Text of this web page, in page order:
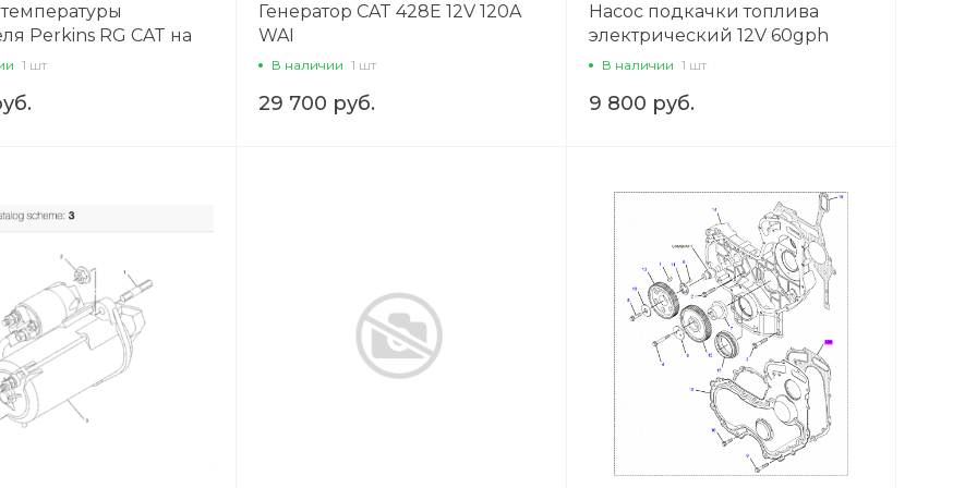
Perkins RG CAT на
в ГБЦ нижний с
1 шт
Генератор CAT 428E 12V 120A
WAI
В наличии 1 шт
29 700 руб.
Насос подкачки топлива
электрический 12V 60gph
10psi обратный поток FDR 9724
В наличии 1 шт
9 800 руб.